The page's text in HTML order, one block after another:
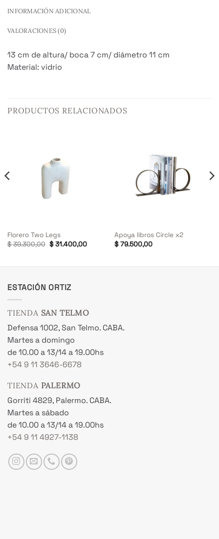
INFORMACIÓN ADICIONAL
VALORACIONES (0)
13 cm de altura/ boca 7 cm/ diámetro 11 cm
Material: vidrio
PRODUCTOS RELACIONADOS
Florero Two Legs
$39.300,00 El
precio
$31.400,00El
Apoya libros Circle x2
$79.500,00
ESTACIÓN ORTIZ
TIENDA SAN TELMO
Defensa 1002, San Telmo. CABA.
Martes a domingo
de 10.00 a 13/14 a 19.00hs
+54 9 11 3646-6678
TIENDA PALERMO
Gorriti 4829, Palermo. CABA.
Martes a sábado
de 10.00 a 13/14 a 19.00hs
+54 9 11 4927-1138